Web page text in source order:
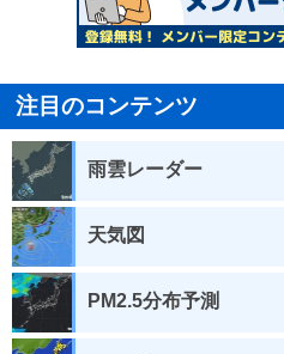
注目のコンテンツ
雨雲レーダー
天気図
PM2.5分布予測